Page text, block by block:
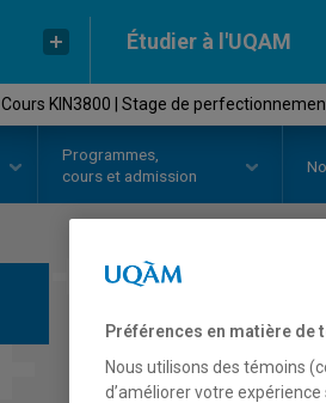
Étudier à l'UQAM
Cours KIN3800 | Stage de
Programmes,
cours et admission
COURS
Préférences en matière de
Nous utilisons des témoins
d’améliorer votre